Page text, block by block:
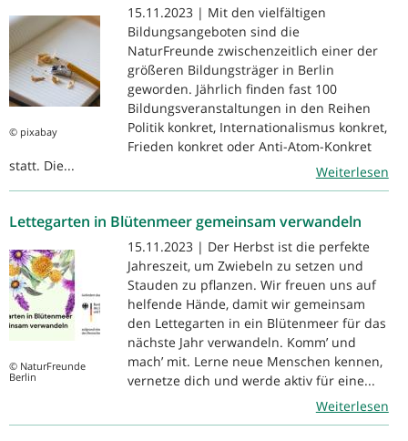
© pixabay
15.11.2023 | Mit den vielfältigen
Bildungsangeboten sind die
NaturFreunde zwischenzeitlich einer der
größeren Bildungsträger in Berlin
geworden. Jährlich finden fast 100
Bildungsveranstaltungen in den Reihen
Politik konkret, Internationalismus konkret,
Frieden konkret oder Anti-Atom-Konkret
statt. Die...
Weiterlesen
Lettegarten in Blütenmeer gemeinsam verwandeln
© NaturFreunde
Berlin
15.11.2023 | Der Herbst ist die perfekte
Jahreszeit, um Zwiebeln zu setzen und
Stauden zu pflanzen. Wir freuen uns auf
helfende Hände, damit wir gemeinsam
den Lettegarten in ein Blütenmeer für das
nächste Jahr verwandeln. Komm’ und
mach’ mit. Lerne neue Menschen kennen,
vernetze dich und werde aktiv für eine...
Weiterlesen